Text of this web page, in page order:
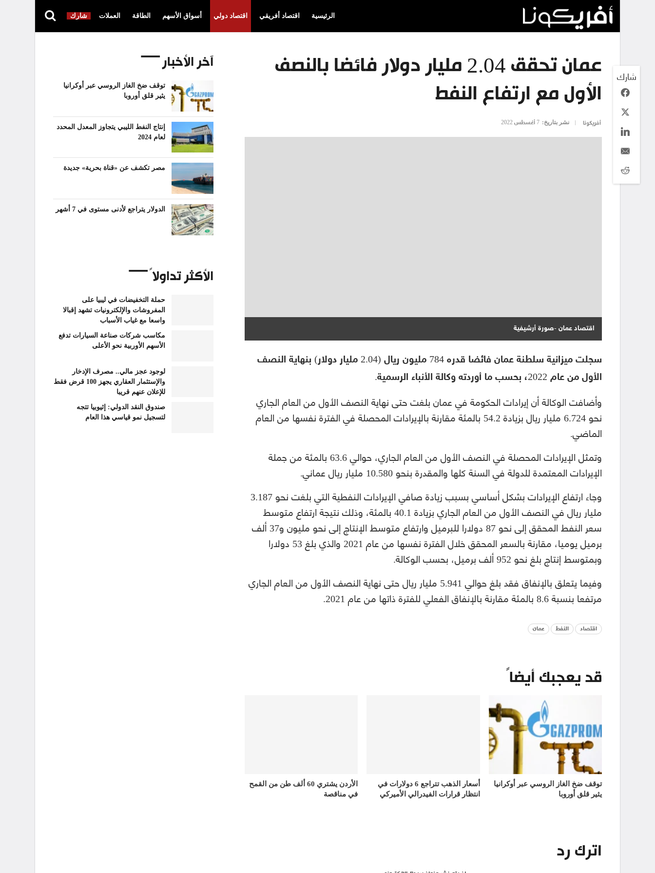
الرئيسية اقتصاد أفريقي اقتصاد دولي أسواق الأسهم الطاقة العملات شارك
عمان تحقق 2.04 مليار دولار فائضا بالنصف
الأول مع ارتفاع النفط
أفريكونا نشر بتاريخ: 7 أغسطس 2022
اقتصاد عمان -صورة أرشيفية
شارك
سجلت ميزانية سلطنة عمان فائضا قدره 784 مليون ريال (2.04 مليار دولار) بنهاية النصف
الأول من عام 2022، بحسب ما أوردته وكالة الأنباء الرسمية.
وأضافت الوكالة أن إيرادات الحكومة في عمان بلغت حتى نهاية النصف الأول من العام الجاري
نحو 6.724 مليار ريال بزيادة 54.2 بالمئة مقارنة بالإيرادات المحصلة في الفترة نفسها من العام
الماضي.
وتمثل الإيرادات المحصلة في النصف الأول من العام الجاري، حوالي 63.6 بالمئة من جملة
الإيرادات المعتمدة للدولة في السنة كلها والمقدرة بنحو 10.580 مليار ريال عماني.
وجاء ارتفاع الإيرادات بشكل أساسي بسبب زيادة صافي الإيرادات النفطية التي بلغت نحو 3.187
مليار ريال في النصف الأول من العام الجاري بزيادة 40.1 بالمئة، وذلك نتيجة ارتفاع متوسط
سعر النفط المحقق إلى نحو 87 دولارا للبرميل وارتفاع متوسط الإنتاج إلى نحو مليون و37 ألف
برميل يوميا، مقارنة بالسعر المحقق خلال الفترة نفسها من عام 2021 والذي بلغ 53 دولارا
وبمتوسط إنتاج بلغ نحو 952 ألف برميل، بحسب الوكالة.
وفيما يتعلق بالإنفاق فقد بلغ حوالي 5.941 مليار ريال حتى نهاية النصف الأول من العام الجاري
مرتفعا بنسبة 8.6 بالمئة مقارنة بالإنفاق الفعلي للفترة ذاتها من عام 2021.
اقتصاد النفط عمان
قد يعجبك أيضاً
توقف ضخ الغاز الروسي عبر أوكرانيا
يثير قلق أوروبا
أسعار الذهب تتراجع 6 دولارات في
انتظار قرارات الفيدرالي الأميركي
الأردن يشتري 60 ألف طن من القمح
في مناقصة
اترك رد
آخر الأخبار
توقف ضخ الغاز الروسي عبر أوكرانيا
يثير قلق أوروبا
إنتاج النفط الليبي يتجاوز المعدل المحدد
لعام 2024
مصر تكشف عن «قناة بحرية» جديدة
الدولار يتراجع لأدنى مستوى في 7 أشهر
الأكثر تداولاً
حملة التخفيضات في ليبيا على
المفروشات والإلكترونيات تشهد إقبالا
واسعا مع غياب الأسباب
مكاسب شركات صناعة السيارات تدفع
الأسهم الأوربية نحو الأعلى
لوجود عجز مالي.. مصرف الإدخار
والإستثمار العقاري يجهز 100 قرض فقط
للإعلان عنهم قريبا
صندوق النقد الدولي: إثيوبيا تتجه
لتسجيل نمو قياسي هذا العام